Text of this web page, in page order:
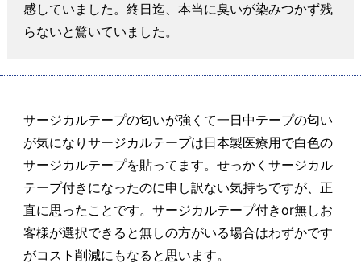
感していました。終日迄、本当に臭いが染みつかず残
らないと驚いていました。
サージカルテープの匂いが強くて一日中テープの匂い
が気になりサージカルテープは日本製医療用で白色の
サージカルテープを貼ってます。せっかくサージカル
テープ付きになったのに申し訳ない気持ちですが、正
直に思ったことです。サージカルテープ付きor無しお
客様が選択できると無しの方がいる場合はわずかです
がコスト削減にもなると思います。